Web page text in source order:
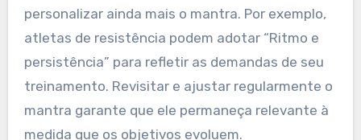
“Velocidade e potência” para enfatizar o
desempenho, enquanto um jogador de equipe
pode se concentrar em “Unidade e confiança”
para aumentar a colaboração.
Incorporar atributos únicos do esporte pode